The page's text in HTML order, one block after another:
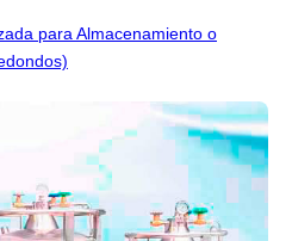
para Almacenamiento o